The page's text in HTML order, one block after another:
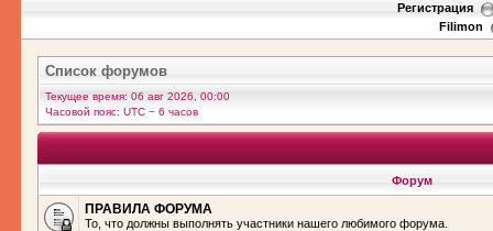
Регистрация
Filimon
Список форумов
Текущее время: 06 авг 2026, 00:00
Часовой пояс: UTC − 6 часов
Форум
ПРАВИЛА ФОРУМА
То, что должны выполнять участники нашего любимого форума.